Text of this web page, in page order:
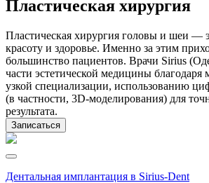
Пластическая хирургия
Пластическая хирургия головы и шеи —
красоту и здоровье. Именно за этим
большинство пациентов. Врачи Sirius
части эстетической медицины благодаря
узкой специализации, использованию
(в частности, 3D-моделирования) для
результата.
Записаться
Дентальная имплантация в Sirius-Dent